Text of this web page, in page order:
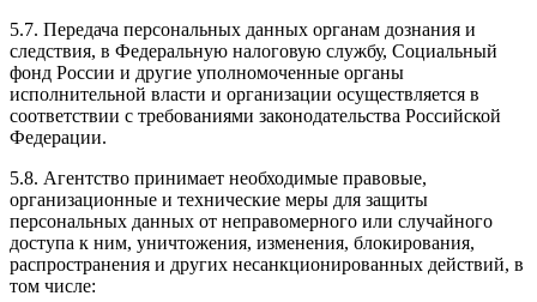
5.7. Передача персональных данных органам дознания и
следствия, в Федеральную налоговую службу, Социальный
фонд России и другие уполномоченные органы
исполнительной власти и организации осуществляется в
соответствии с требованиями законодательства Российской
Федерации.
5.8. Агентство принимает необходимые правовые,
организационные и технические меры для защиты
персональных данных от неправомерного или случайного
доступа к ним, уничтожения, изменения, блокирования,
распространения и других несанкционированных действий, в
том числе: